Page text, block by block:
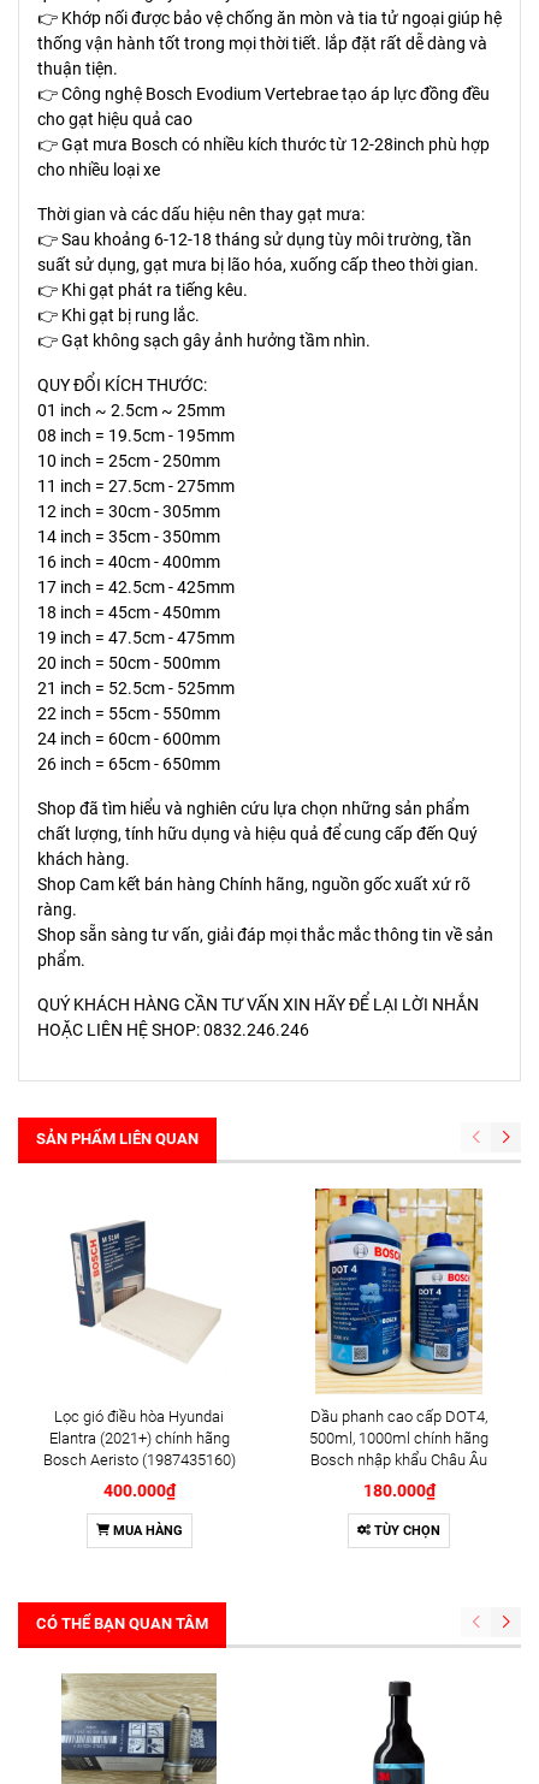
👉 Khớp nối được bảo vệ chống ăn mòn và tia tử ngoại giúp hệ
thống vận hành tốt trong mọi thời tiết. lắp đặt rất dễ dàng và
thuận tiện.
👉 Công nghệ Bosch Evodium Vertebrae tạo áp lực đồng đều
cho gạt hiệu quả cao
👉 Gạt mưa Bosch có nhiều kích thước từ 12-28inch phù hợp
cho nhiều loại xe
Thời gian và các dấu hiệu nên thay gạt mưa:
👉 Sau khoảng 6-12-18 tháng sử dụng tùy môi trường, tần
suất sử dụng, gạt mưa bị lão hóa, xuống cấp theo thời gian.
👉 Khi gạt phát ra tiếng kêu.
👉 Khi gạt bị rung lắc.
👉 Gạt không sạch gây ảnh hưởng tầm nhìn.
QUY ĐỔI KÍCH THƯỚC:
01 inch ~ 2.5cm ~ 25mm
08 inch = 19.5cm - 195mm
10 inch = 25cm - 250mm
11 inch = 27.5cm - 275mm
12 inch = 30cm - 305mm
14 inch = 35cm - 350mm
16 inch = 40cm - 400mm
17 inch = 42.5cm - 425mm
18 inch = 45cm - 450mm
19 inch = 47.5cm - 475mm
20 inch = 50cm - 500mm
21 inch = 52.5cm - 525mm
22 inch = 55cm - 550mm
24 inch = 60cm - 600mm
26 inch = 65cm - 650mm
Shop đã tìm hiểu và nghiên cứu lựa chọn những sản phẩm
chất lượng, tính hữu dụng và hiệu quả để cung cấp đến Quý
khách hàng.
Shop Cam kết bán hàng Chính hãng, nguồn gốc xuất xứ rõ
ràng.
Shop sẵn sàng tư vấn, giải đáp mọi thắc mắc thông tin về sản
phẩm.
QUÝ KHÁCH HÀNG CẦN TƯ VẤN XIN HÃY ĐỂ LẠI LỜI NHẮN
HOẶC LIÊN HỆ SHOP: 0832.246.246
SẢN PHẨM LIÊN QUAN
Lọc gió điều hòa Hyundai
Elantra (2021+) chính hãng
Bosch Aeristo (1987435160)
400.000₫
MUA HÀNG
Dầu phanh cao cấp DOT4,
500ml, 1000ml chính hãng
Bosch nhập khẩu Châu Âu
180.000₫
TÙY CHỌN
CÓ THỂ BẠN QUAN TÂM